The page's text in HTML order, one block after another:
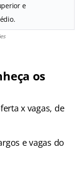
e
os
x vagas, de
e vagas do